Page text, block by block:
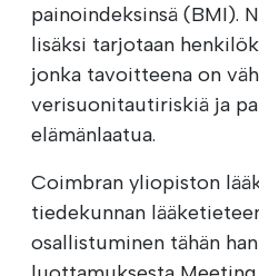
painoindeksinsä (BMI).
lisäksi tarjotaan
jonka tavoitteena on
verisuonitautiriskiä ja
elämänlaatua.
Coimbran yliopiston
tiedekunnan
osallistuminen tähän